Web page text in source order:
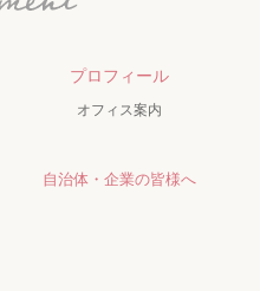
プロフィール
オフィス案内
自治体・企業の皆様へ